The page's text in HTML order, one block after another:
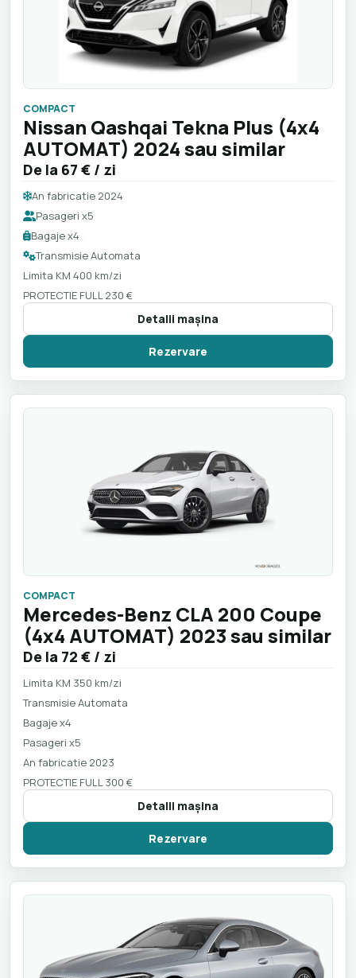
COMPACT
Nissan Qashqai Tekna Plus (4x4
AUTOMAT) 2024 sau similar
De la 67 € / zi
An fabricatie 2024
Pasageri x5
Bagaje x4
Transmisie Automata
Limita KM 400 km/zi
PROTECTIE FULL 230 €
Detalii maşina
Rezervare
COMPACT
Mercedes-Benz CLA 200 Coupe
(4x4 AUTOMAT) 2023 sau similar
De la 72 € / zi
Limita KM 350 km/zi
Transmisie Automata
Bagaje x4
Pasageri x5
An fabricatie 2023
PROTECTIE FULL 300 €
Detalii maşina
Rezervare